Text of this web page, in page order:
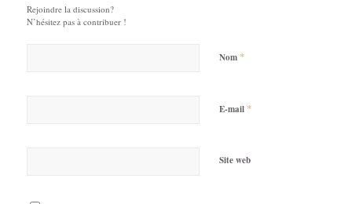
Rejoindre la discussion?
N’hésitez pas à contribuer !
Nom *
E-mail *
Site web